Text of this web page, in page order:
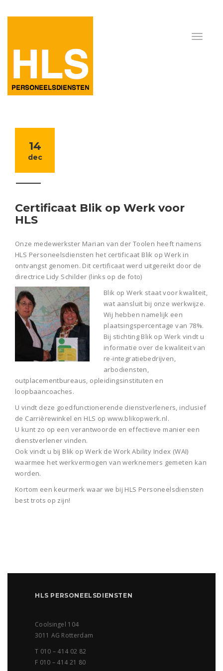
14
dec
Certificaat Blik op Werk voor
HLS
Onze medewerkster Marian van der Toolen heeft namens
HLS Personeelsdiensten het certificaat Blik op Werk in
ontvangst genomen. Dit certificaat werd uitgereikt door de
directrice Lidy Schilder (links op de foto)
Blik op Werk staat voor kwaliteit,
wat aansluit bij onze werkwijze.
Wij hebben namelijk een
plaatsingspercentage van 78%.
Bij stichting Blik op Werk vindt u
informatie over de kwaliteit van
re-integratiebedrijven,
arbodiensten,
outplacementbureaus, opleidingsinstituten en
loopbaancoaches.
U vindt deze goedfunctionerende dienstverleners, inclusief
de Carrièrewinkel en HLS op www.blikopwerk.nl.
U kunt zo op een verantwoorde en effectieve manier een
dienstverlener vinden.
Ook vindt u bij Blik op Werk de Work Ability Index (WAI)
waarmee het werkvermogen van werknemers gemeten kan
worden.
Kortom een keurmerk waar we bij HLS Personeelsdiensten
best trots op zijn!
HLS PERSONEELSDIENSTEN
Coolsingel 104
3011 AG Rotterdam
T 010 – 414 02 82
F 010 – 414 21 80